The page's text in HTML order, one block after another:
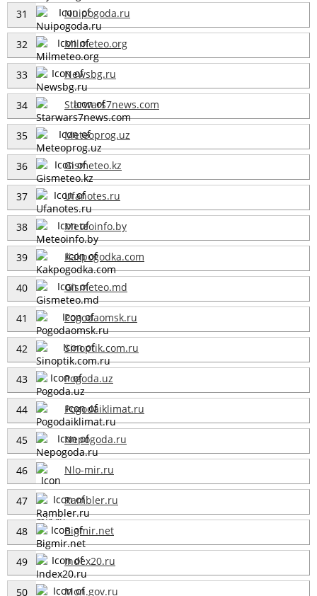
31 Nuipogoda.ru
32 Milmeteo.org
33 Newsbg.ru
34 Starwars7news.com
35 Meteoprog.uz
36 Gismeteo.kz
37 Ufanotes.ru
38 Meteoinfo.by
39 Kakpogodka.com
40 Gismeteo.md
41 Pogodaomsk.ru
42 Sinoptik.com.ru
43 Pogoda.uz
44 Pogodaiklimat.ru
45 Nepogoda.ru
46 Nlo-mir.ru
47 Rambler.ru
48 Bigmir.net
49 Index20.ru
50 Mon.gov.ru